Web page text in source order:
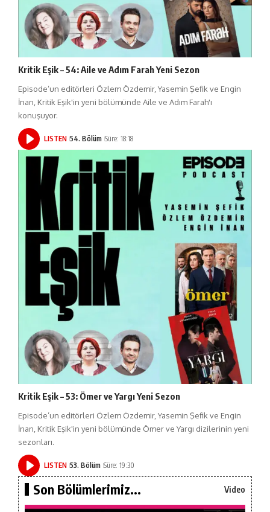
Kritik Eşik – 54: Aile ve Adım Farah Yeni Sezon
Episode’un editörleri Özlem Özdemir, Yasemin Şefik ve Engin
İnan, Kritik Eşik'in yeni bölümünde Aile ve Adım Farah'ı
konuşuyor.
LISTEN 54. Bölüm Süre: 18:18
Kritik Eşik – 53: Ömer ve Yargı Yeni Sezon
Episode’un editörleri Özlem Özdemir, Yasemin Şefik ve Engin
İnan, Kritik Eşik'in yeni bölümünde Ömer ve Yargı dizilerinin yeni
sezonları.
LISTEN 53. Bölüm Süre: 19:30
Son Bölümlerimiz... Video